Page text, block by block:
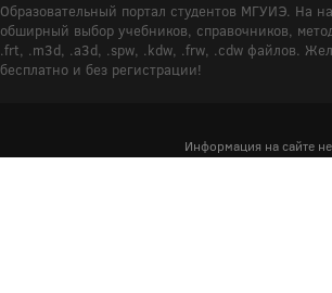
Образовательный портал студентов МГУИЭ. На
обширный выбор учебников, справочников,
.frt, .m3d, .a3d, .spw, .kdw, .frw, .cdw файлов.
бесплатно и без регистрации!
Информация на сайте